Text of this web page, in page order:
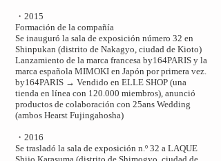
・2015
Formación de la compañía
​Se inauguró la sala de exposición número 32 en
Shinpukan (distrito de Nakagyo, ciudad de Kioto)
Lanzamiento de la marca francesa by164PARIS y la
marca española MIMOKI en Japón por primera vez.
by164PARIS → Vendido en ELLE SHOP (una
tienda en línea con 120.000 miembros), anunció
productos de colaboración con 25ans Wedding
(ambos Hearst Fujingahosha)
・2016
Se trasladó la sala de exposición n.º 32 a LAQUE
Shijo Karasuma (distrito de Shimogyo, ciudad de